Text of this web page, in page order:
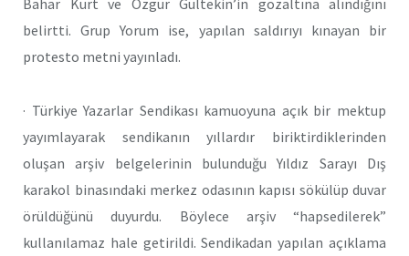
Bahar Kurt ve Özgür Gültekin’in gözaltına alındığını
belirtti. Grup Yorum ise, yapılan saldırıyı kınayan bir
protesto metni yayınladı.
· Türkiye Yazarlar Sendikası kamuoyuna açık bir mektup
yayımlayarak sendikanın yıllardır biriktirdiklerinden
oluşan arşiv belgelerinin bulunduğu Yıldız Sarayı Dış
karakol binasındaki merkez odasının kapısı sökülüp duvar
örüldüğünü duyurdu. Böylece arşiv “hapsedilerek”
kullanılamaz hale getirildi. Sendikadan yapılan açıklama